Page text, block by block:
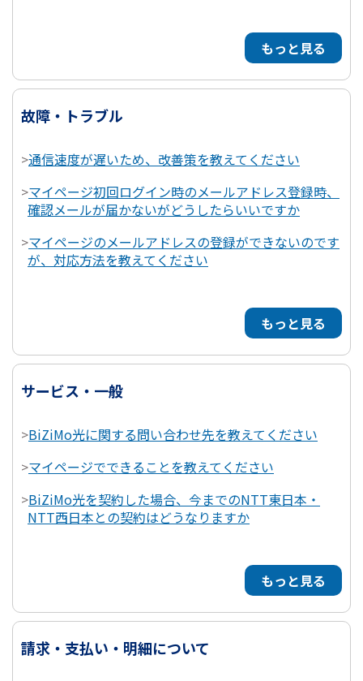
もっと見る
故障・トラブル
>通信速度が遅いため、改善策を教えてください
>マイページ初回ログイン時のメールアドレス登録時、
確認メールが届かないがどうしたらいいですか
>マイページのメールアドレスの登録ができないのです
が、対応方法を教えてください
もっと見る
サービス・一般
>BiZiMo光に関する問い合わせ先を教えてください
>マイページでできることを教えてください
>BiZiMo光を契約した場合、今までのNTT東日本・
NTT西日本との契約はどうなりますか
もっと見る
請求・支払い・明細について